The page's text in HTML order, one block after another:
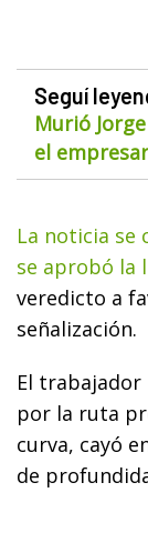
Seguí
Murió
el
La noticia se
se aprobó la
veredicto a
señalización.
El
por la ruta
curva, cayó
de